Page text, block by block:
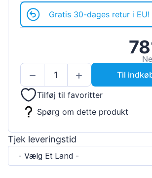
Gratis 30-dages retur i EU!
Til
Tilføj til favoritter
Spørg om dette produkt
Tjek leveringstid
- Vælg Et Land -